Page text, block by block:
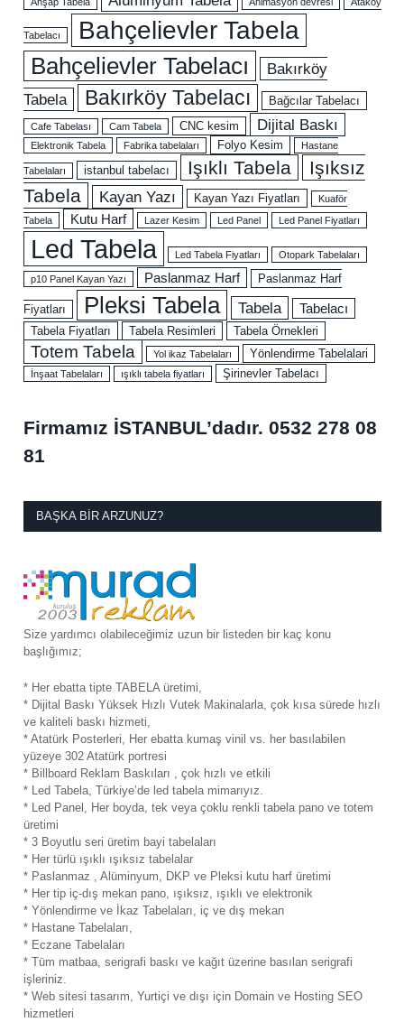
Tabelacı Bahçelievler Tabela
Bahçelievler Tabelacı
Bakırköy
Tabela
Bakırköy Tabelacı Bağcılar Tabelacı
Cafe Tabelası Cam Tabela CNC kesim Dijital Baskı
Elektronik Tabela Fabrika tabelaları Folyo Kesim Hastane
Tabelaları istanbul tabelacı Işıklı Tabela
Işıksız
Tabela
Kayan Yazı Kayan Yazı Fiyatları
Kuaför
Tabela
Kutu Harf Lazer Kesim Led Panel Led Panel Fiyatları
Led Tabela Led Tabela Fiyatları Otopark Tabelaları
p10 Panel Kayan Yazı Paslanmaz Harf Paslanmaz Harf
Fiyatları Pleksi Tabela Tabela Tabelacı
Tabela Fiyatları Tabela Resimleri Tabela Örnekleri
Totem Tabela Yol ikaz Tabelaları Yönlendirme Tabelalari
İnşaat Tabelaları ışıklı tabela fiyatları Şirinevler Tabelacı
Firmamız İSTANBUL’dadır. 0532 278 08
81
BAŞKA BIR ARZUNUZ?
Size yardımcı olabileceğimiz uzun bir listeden bir kaç konu
başlığımız;
* Her ebatta tipte TABELA üretimi,
* Dijital Baskı Yüksek Hızlı Vutek Makinalarla, çok kısa sürede hızlı
ve kaliteli baskı hizmeti,
* Atatürk Posterleri, Her ebatta kumaş vinil vs. her basılabilen
yüzeye 302 Atatürk portresi
* Billboard Reklam Baskıları , çok hızlı ve etkili
* Led Tabela, Türkiye’de led tabela mimarıyız.
* Led Panel, Her boyda, tek veya çoklu renkli tabela pano ve totem
üretimi
* 3 Boyutlu seri üretim bayi tabelaları
* Her türlü ışıklı ışıksız tabelalar
* Paslanmaz , Alüminyum, DKP ve Pleksi kutu harf üretimi
* Her tip iç-dış mekan pano, ışıksız, ışıklı ve elektronik
* Yönlendirme ve İkaz Tabelaları, iç ve dış mekan
* Hastane Tabelaları,
* Eczane Tabelaları
* Tüm matbaa, serigrafi baskı ve kağıt üzerine basılan serigrafi
işleriniz.
* Web sitesi tasarım, Yurtiçi ve dışı için Domain ve Hosting SEO
hizmetleri